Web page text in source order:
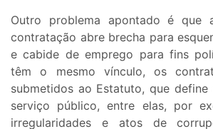
Outro problema apontado é que
contratação abre brecha para
e cabide de emprego para fins
têm o mesmo vínculo, os
submetidos ao Estatuto, que
serviço público, entre elas, por
irregularidades e atos de